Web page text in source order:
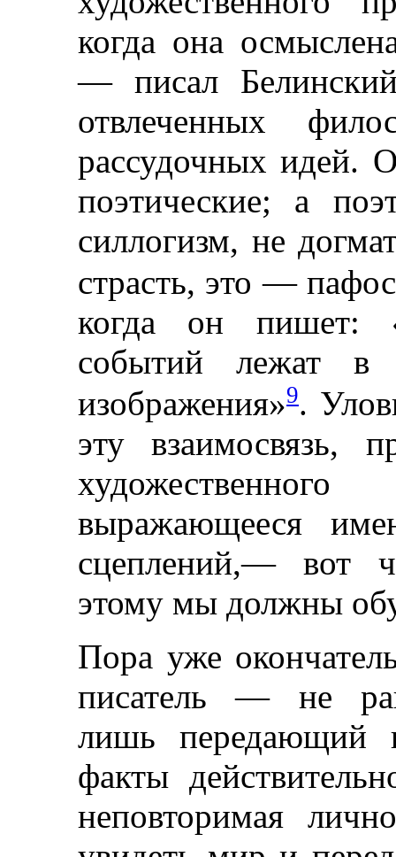
когда она
— писал
отвлеченных
рассудочных идей.
поэтические; а
силлогизм, не
страсть, это —
когда он пишет:
событий лежат в
изображения»9.
эту взаимосвязь,
выражающееся
сцеплений,— вот
этому мы должны
Пора уже
писатель — не
лишь передающий
факты
неповторимая